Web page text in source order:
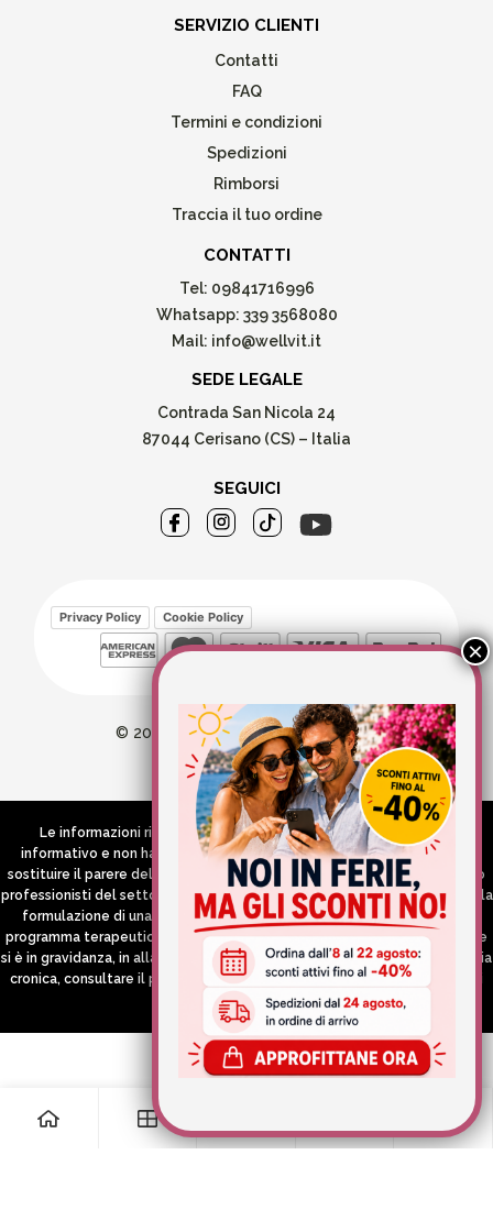
SERVIZIO CLIENTI
Contatti
FAQ
Termini e condizioni
Spedizioni
Rimborsi
Traccia il tuo ordine
CONTATTI
Tel: 09841716996
Whatsapp: 339 3568080
Mail: info@wellvit.it
SEDE LEGALE
Contrada San Nicola 24
87044 Cerisano (CS) – Italia
SEGUICI
Privacy Policy Cookie Policy
© 2026 Wellvit All Rights Reserved
Credits:Aries comunica
Le informazioni riportate nel Sito hanno esclusivamente scopo
informativo e non hanno in alcun modo né la pretesa né l’obiettivo di
sostituire il parere del medico e/o specialista, di altri operatori sanitari o
professionisti del settore che devono in ogni caso essere contattati per la
formulazione di una diagnosi o l’indicazione di un eventuale corretto
programma terapeutico e/o dietetico e/o di integrazione alimentare. Se
si è in gravidanza, in allattamento o si stanno assumendo farmaci in terapia
cronica, consultare il proprio medico curante prima di assumere qualsiasi
integratore.